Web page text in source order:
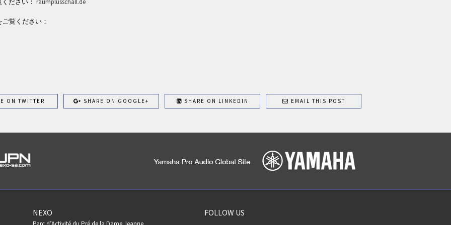
ださい： raumplusschall.de
ご覧ください：
ON TWITTER SHARE ON GOOGLE+ SHARE ON LINKEDIN EMAIL THIS POST
NEXO FOLLOW US